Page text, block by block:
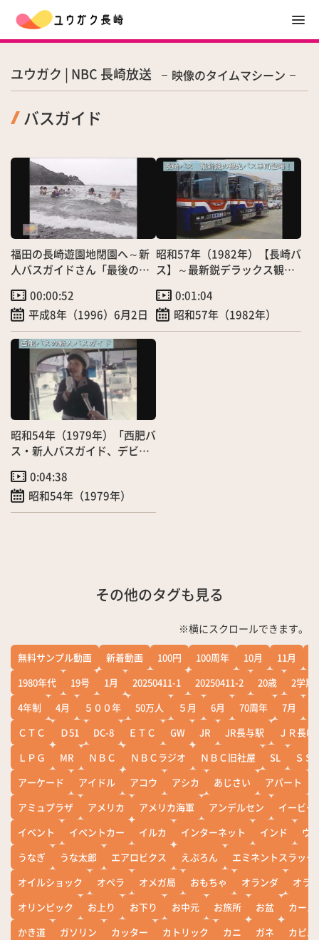
ユウガク | NBC 長崎放送 映像のタイムマシーン
バスガイド
福田の長崎遊園地閉園へ～新
人バスガイドさん「最後の初
00:00:52
平成8年（1996）6月2日
昭和57年（1982年）【長崎バ
ス】～最新鋭デラックス観光
0:01:04
昭和57年（1982年）
昭和54年（1979年）「西肥バ
ス・新人バスガイド、デビュ
0:04:38
昭和54年（1979年）
その他のタグも見る
※横にスクロールできます。
無料サンプル動画 新着動画 100円 100周年 10月 11月
1980年代
19号 1月 20250411-1 20250411-2 20歳
2学期
4年制
4月 ５００年 50万人 ５月 6月 70周年 7月
ＣＴＣ
Ｄ51 DC-8 ＥＴＣ GW JR JR長与駅
ＪＲ長崎
ＬＰＧ
MR ＮＢＣ ＮＢＣラジオ ＮＢＣ旧社屋 SL
ＳＳ
アーケード
アイドル アコウ アシカ あじさい アパート
アミュプラザ
アメリカ アメリカ海軍 アンデルセン
イービー
イベント
イベントカー イルカ インターネット インド
ウ
うなぎ
うな太郎 エアロビクス えぷろん
エミネントスラック
オイルショック
オペラ オメガ局 おもちゃ オランダ
オラ
オリンピック
お上り お下り お中元 お旅所 お盆
カー
かき道
ガソリン カッター カトリック カニ ガネ
カピバ